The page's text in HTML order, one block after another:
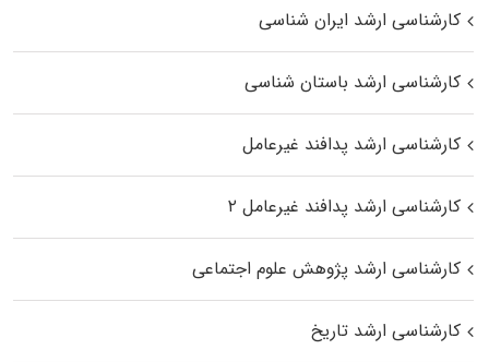
کارشناسی ارشد ایران شناسی
کارشناسی ارشد باستان شناسی
کارشناسی ارشد پدافند غیرعامل
کارشناسی ارشد پدافند غیرعامل ۲
کارشناسی ارشد پژوهش علوم اجتماعی
کارشناسی ارشد تاریخ